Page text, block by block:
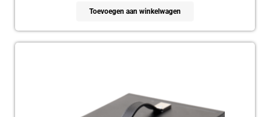
Toevoegen aan winkelwagen